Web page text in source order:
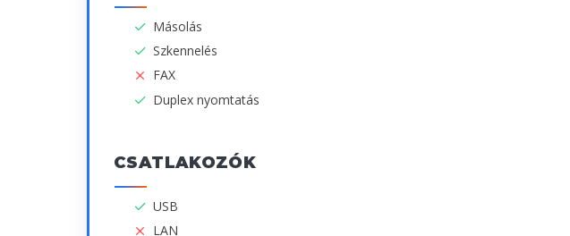
Másolás
Szkennelés
FAX
Duplex nyomtatás
CSATLAKOZÓK
USB
LAN